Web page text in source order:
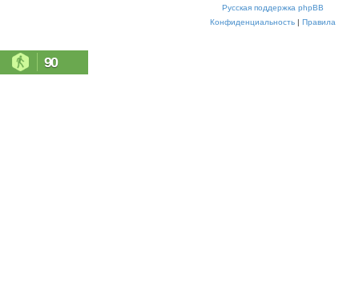
Русская поддержка phpBB
Конфиденциальность | Правила
90